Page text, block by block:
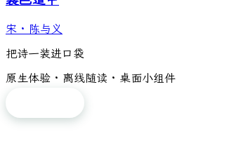
宋 · 陈与义
把诗一装进口袋
原生体验 · 离线随读 · 桌面小组件